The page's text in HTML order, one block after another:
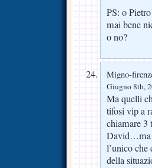
PS: o
mai bene
o no?
Migno-
Giugno 8th,
Ma quelli
tifosi vip a
chiamare 3
David…ma
l’unico che
della